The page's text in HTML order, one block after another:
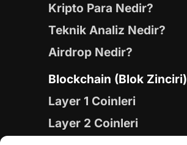
Kripto Para Nedir?
Teknik Analiz Nedir?
Airdrop Nedir?
Blockchain (Blok Zinciri)
Layer 1 Coinleri
Layer 2 Coinleri